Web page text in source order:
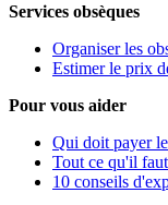
Services obsèques
Organiser les
Estimer le prix
Pour vous aider
Qui doit payer
Tout ce qu'il
10 conseils